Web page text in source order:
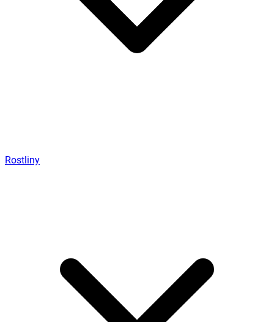
Rostliny